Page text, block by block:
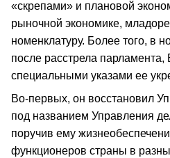
«скрепами» и плановой
рыночной экономике,
номенклатуру. Более того, в
после расстрела
специальными указами ее
Во-первых, он восстановил
под названием Управления
поручив ему
функционеров страны в